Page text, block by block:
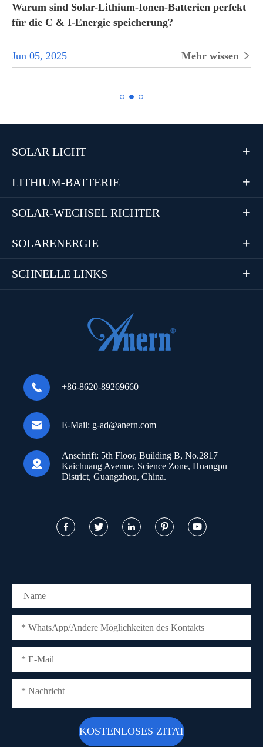
Warum sind Solar-Lithium-Ionen-Batterien perfekt
für die C & I-Energie speicherung?
Jun 05, 2025 Mehr wissen 
SOLAR LICHT 
LITHIUM-BATTERIE 
SOLAR-WECHSEL RICHTER 
SOLARENERGIE 
SCHNELLE LINKS 
 +86-8620-89269660
 E-Mail: g-ad@anern.com

Anschrift: 5th Floor, Building B, No.2817
Kaichuang Avenue, Science Zone, Huangpu
District, Guangzhou, China.
    